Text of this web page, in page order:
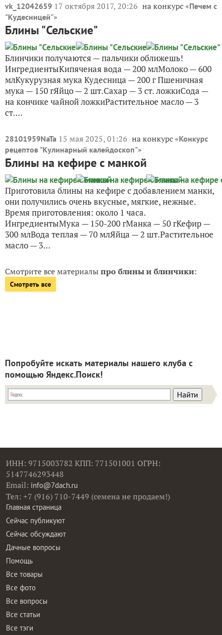
vk_12042659 17 октября 2017, 20:26 на конкурс «Печем с
"Кудесницей"»
Блины "Сельские"
Блинчики получаются — пальчики оближешь!
ИнгредиентыКипяченая вода — 200 млМолоко — 600
млКукурузная мука Кудесница — 200 г Пшеничная
мука — 150 гЯйцо — 2 шт.Сахар — 3 ст. ложкиСода —
на кончике чайной ложкиРастительное масло — 3
ст....
28101959NaTa 15 мая 2025, 01:26 на конкурс «Конкурс
рецептов "Кулинарный калейдоскоп"»
Блины на кефире с манкой
Приготовила блины на кефире с добавлением манки,
они получились очень вкусные, мягкие, нежные.
Время приготовления: около 1 часа.
ИнгредиентыМука — 150-200 гМанка — 50 гКефир —
300 млВода теплая — 70 млЯйца — 2 шт.Растительное
масло — 3...
Смотрите все материалыпро блины и блинчики:
Смотреть все
Попробуйте искать материалы нашего клуба с
помощью Яндекс.Поиск!
ИНН: 9715003782 КПП: 771501001 ОГРН:
5147746293448
Email: info@7dach.ru
Тел: +7 (916) 710-7449 (семена не продаем!)
Главная страница
Сейчас публикуют
Сейчас обсуждают
Дачные вопросы
Помощь
Все товары
Все фото
Все вопросы
Все статьи
Все тэги